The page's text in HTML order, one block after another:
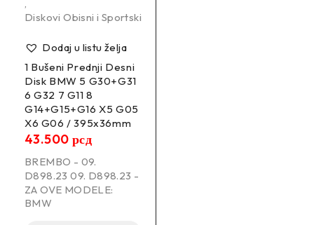
Diskovi Obisni i Sportski
Dodaj u listu želja
1 Bušeni Prednji Desni
Disk BMW 5 G30+G31
6 G32 7 G11 8
G14+G15+G16 X5 G05
X6 G06 / 395x36mm
43.500 рсд
BREMBO - 09.
D898.23 09. D898.23 -
ZA OVE MODELE:
BMW